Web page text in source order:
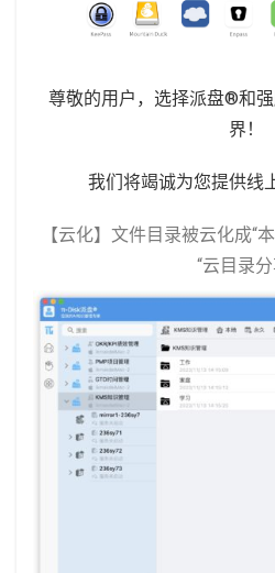
尊敬的用户，选择派盘®和
界！
我们将竭诚为您提供线
【云化】文件目录被云化成“
“云目录分